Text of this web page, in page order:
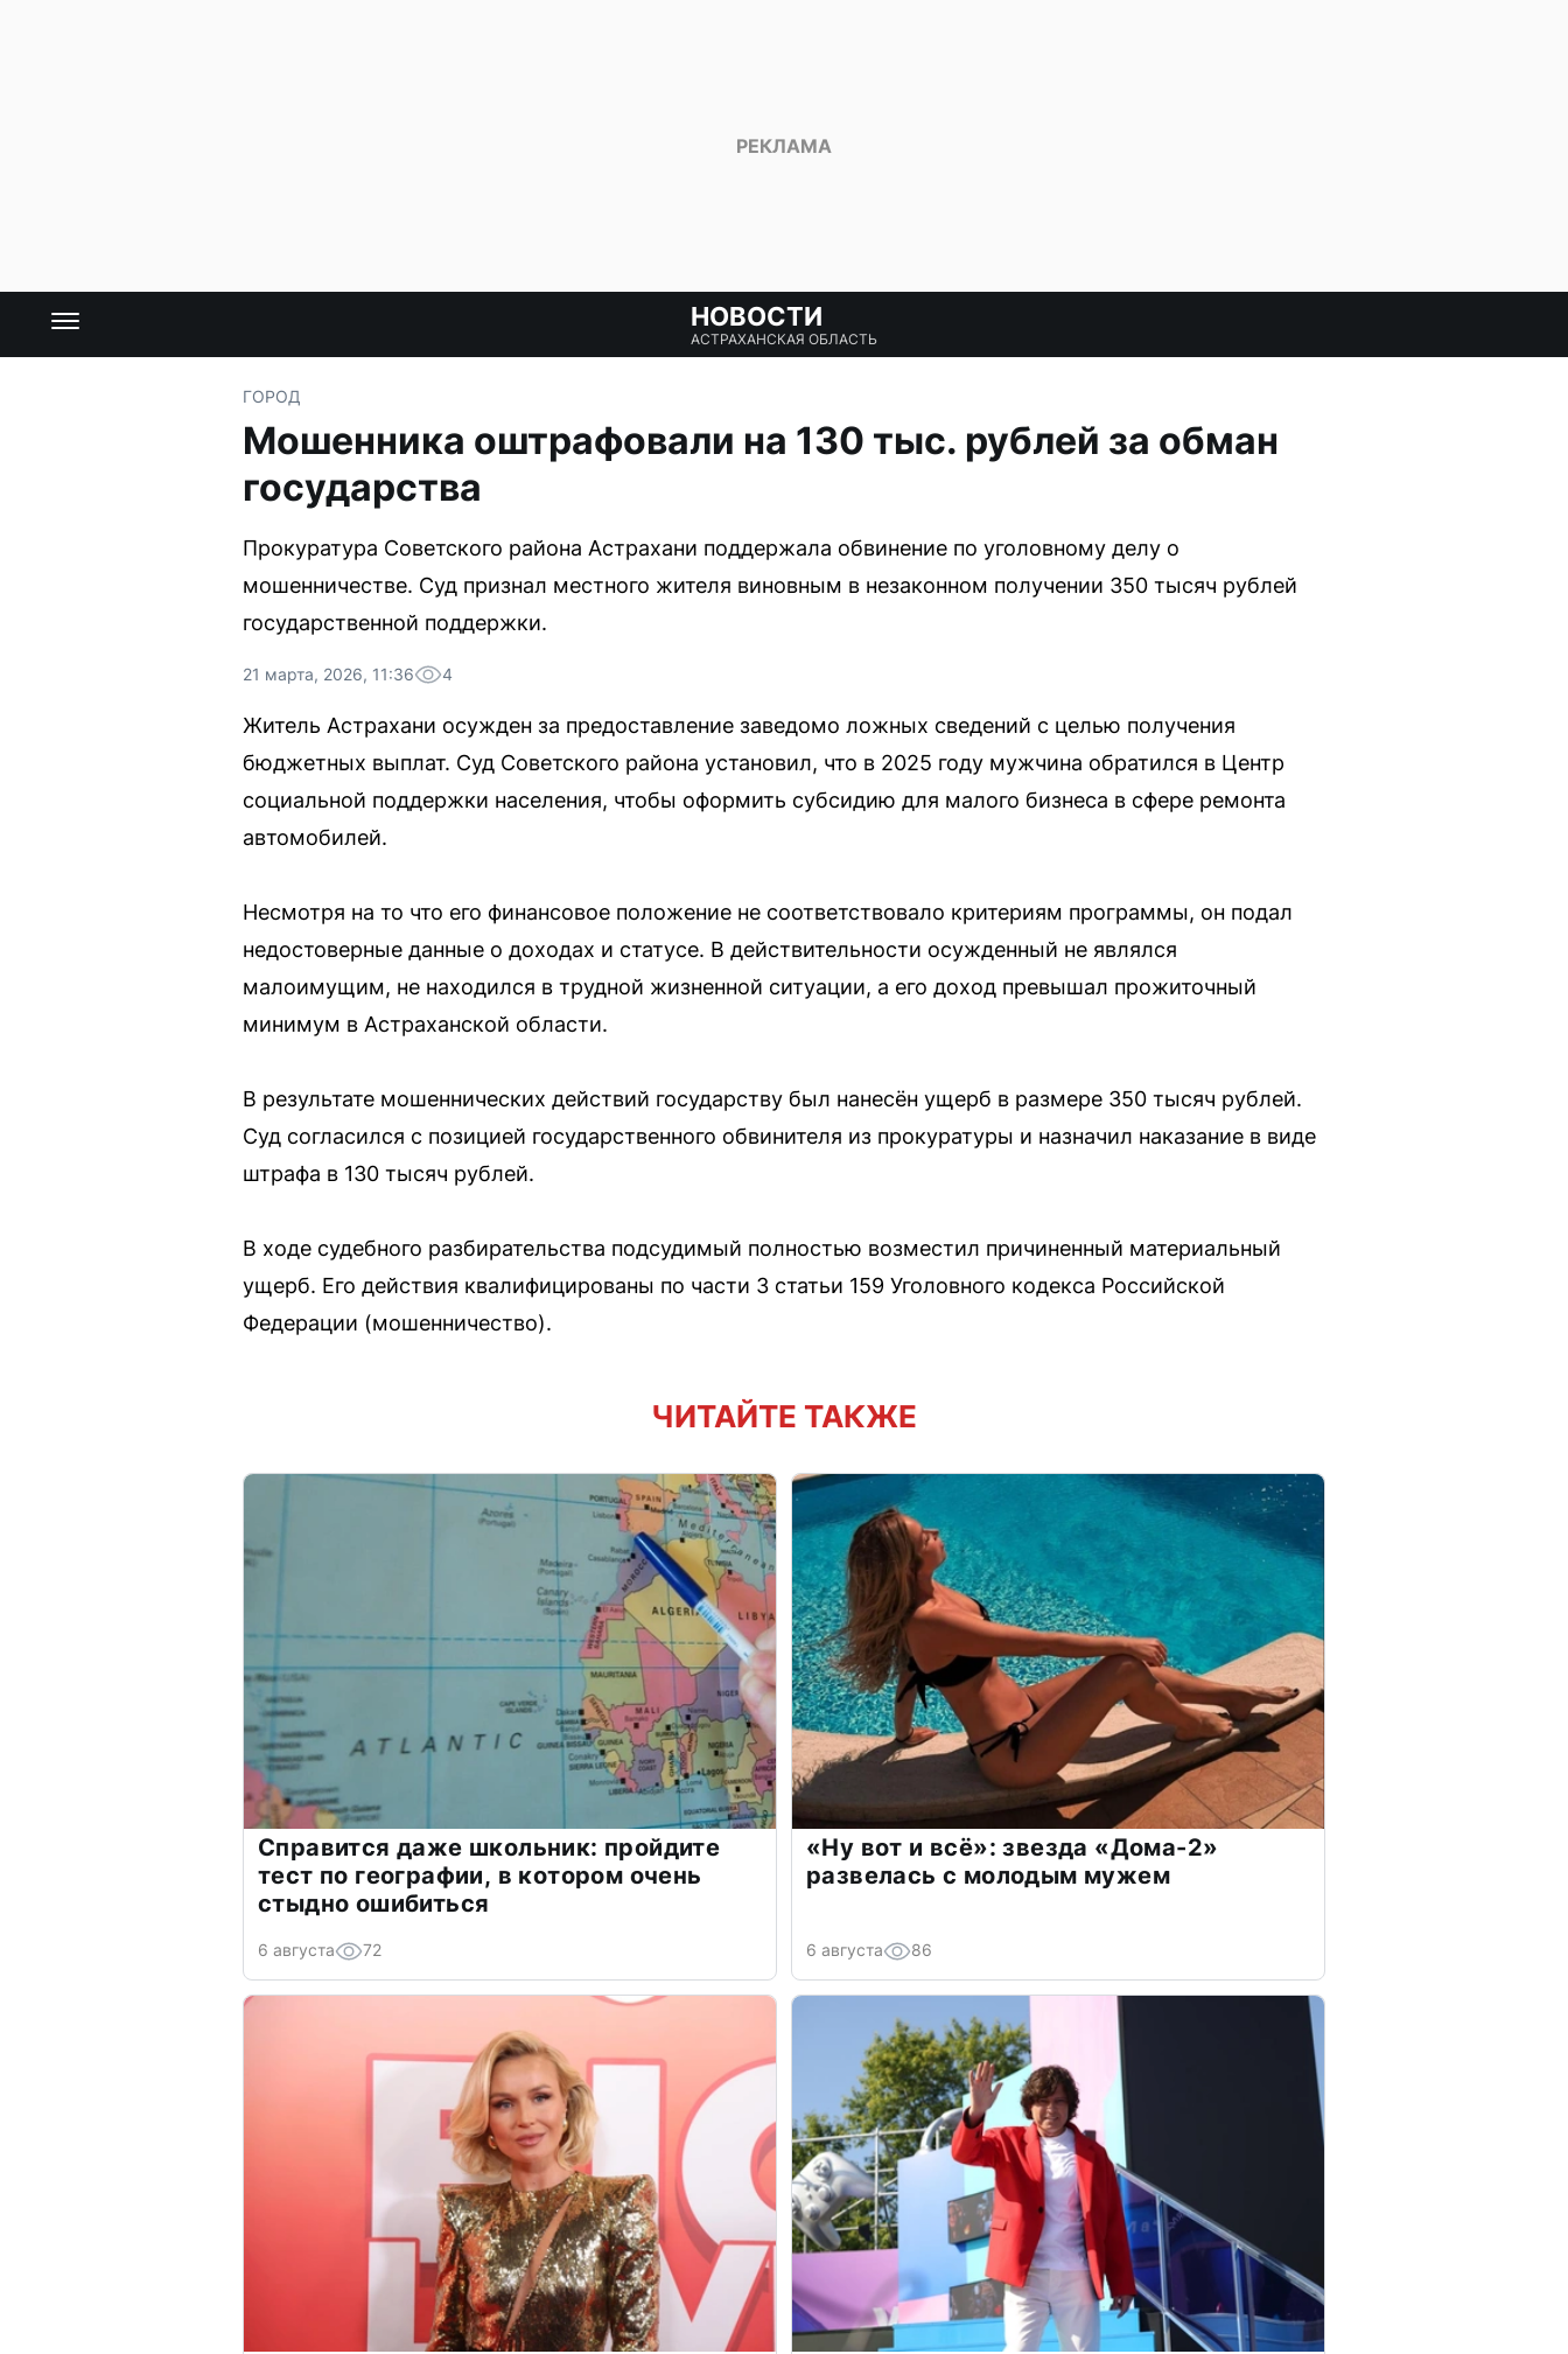
НОВОСТИ
АСТРАХАНСКАЯ ОБЛАСТЬ
ГОРОД
Мошенника оштрафовали на 130 тыс. рублей за обман
государства
Прокуратура Советского района Астрахани поддержала обвинение по уголовному делу о
мошенничестве. Суд признал местного жителя виновным в незаконном получении 350 тысяч рублей
государственной поддержки.
21 марта, 2026, 11:36 4
Житель Астрахани осужден за предоставление заведомо ложных сведений с целью получения
бюджетных выплат. Суд Советского района установил, что в 2025 году мужчина обратился в Центр
социальной поддержки населения, чтобы оформить субсидию для малого бизнеса в сфере ремонта
автомобилей.
Несмотря на то что его финансовое положение не соответствовало критериям программы, он подал
недостоверные данные о доходах и статусе. В действительности осужденный не являлся
малоимущим, не находился в трудной жизненной ситуации, а его доход превышал прожиточный
минимум в Астраханской области.
В результате мошеннических действий государству был нанесён ущерб в размере 350 тысяч рублей.
Суд согласился с позицией государственного обвинителя из прокуратуры и назначил наказание в виде
штрафа в 130 тысяч рублей.
В ходе судебного разбирательства подсудимый полностью возместил причиненный материальный
ущерб. Его действия квалифицированы по части 3 статьи 159 Уголовного кодекса Российской
Федерации (мошенничество).
ЧИТАЙТЕ ТАКЖЕ
Справится даже школьник: пройдите
тест по географии, в котором очень
стыдно ошибиться
6 августа 72
«Ну вот и всё»: звезда «Дома-2»
развелась с молодым мужем
6 августа 86